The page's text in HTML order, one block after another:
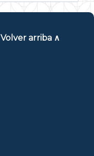
Volver arriba ∧